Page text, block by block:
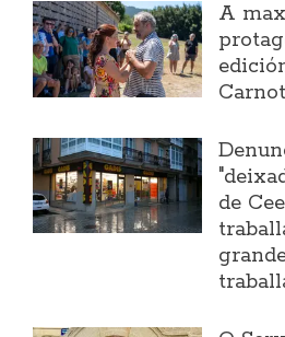
A
de